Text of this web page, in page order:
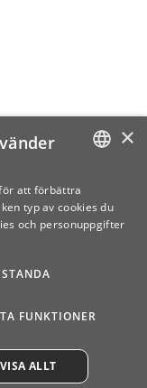
SWEDISH
×
att förbättra
typ av cookies du
och personuppgifter
FUNKTIONER
ALLT